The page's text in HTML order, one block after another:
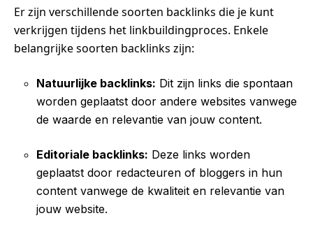
Er zijn verschillende soorten backlinks die je kunt
verkrijgen tijdens het linkbuildingproces. Enkele
belangrijke soorten backlinks zijn:
Natuurlijke backlinks: Dit zijn links die spontaan
worden geplaatst door andere websites vanwege
de waarde en relevantie van jouw content.
Editoriale backlinks: Deze links worden
geplaatst door redacteuren of bloggers in hun
content vanwege de kwaliteit en relevantie van
jouw website.